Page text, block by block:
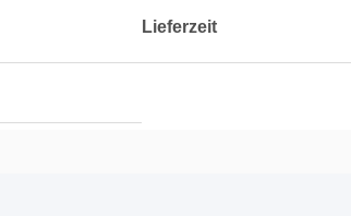
Lieferzeit